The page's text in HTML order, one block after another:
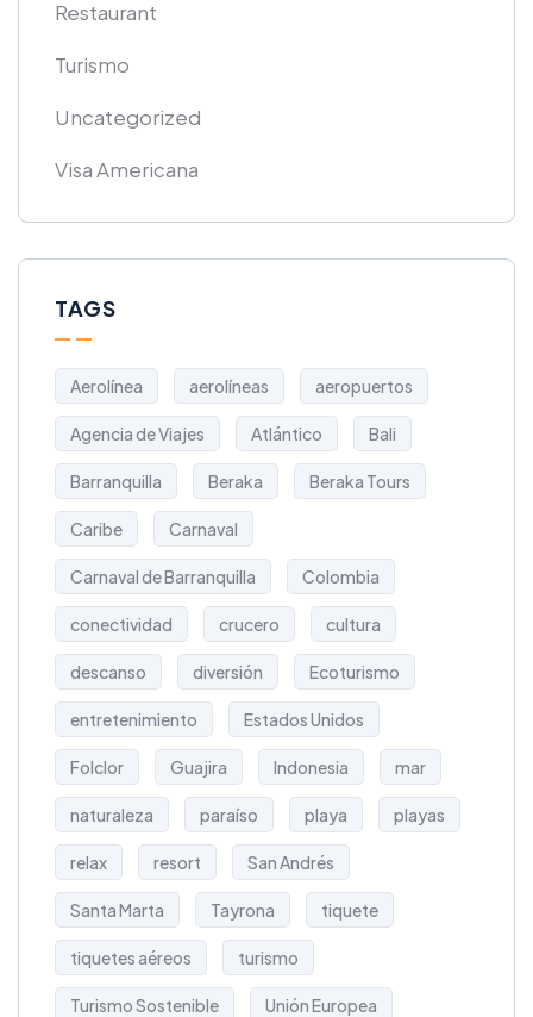
Restaurant
Turismo
Uncategorized
Visa Americana
TAGS
Aerolínea aerolíneas aeropuertos
Agencia de Viajes Atlántico Bali
Barranquilla Beraka Beraka Tours
Caribe Carnaval
Carnaval de Barranquilla Colombia
conectividad crucero cultura
descanso diversión Ecoturismo
entretenimiento Estados Unidos
Folclor Guajira Indonesia mar
naturaleza paraíso playa playas
relax resort San Andrés
Santa Marta Tayrona tiquete
tiquetes aéreos turismo
Turismo Sostenible Unión Europea